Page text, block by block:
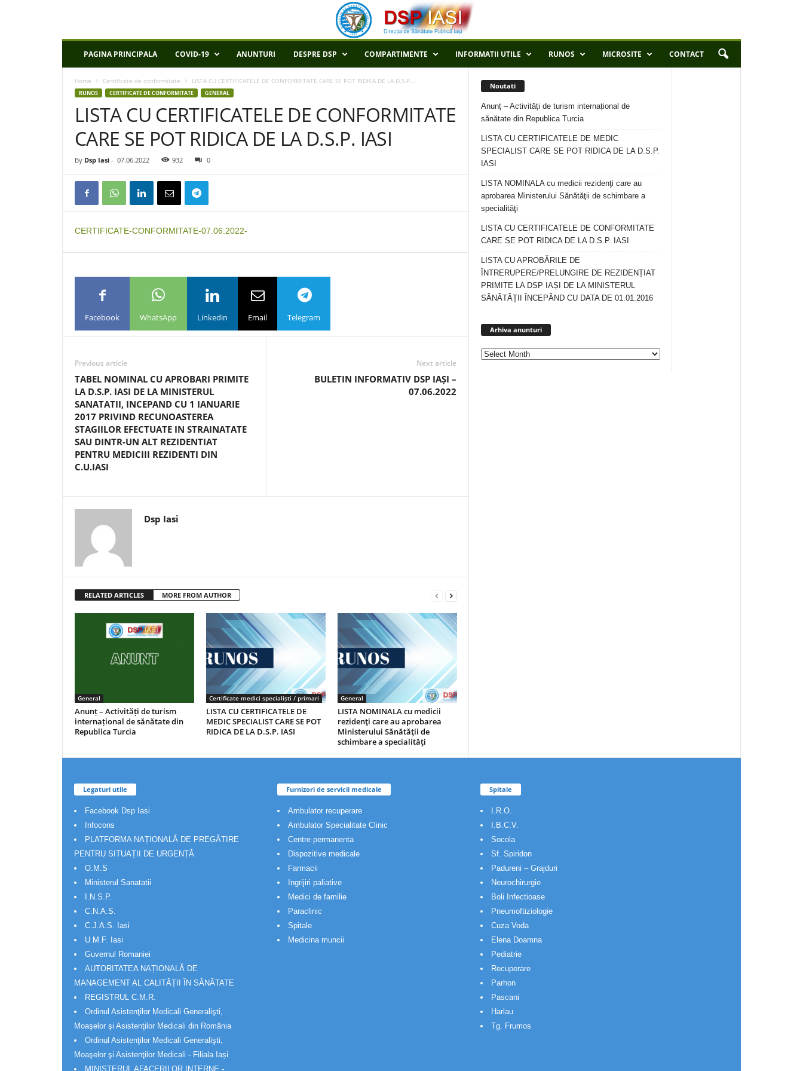
P
PAGINA PRINCIPALA COVID-19 ANUNTURI DESPRE DSP COMPARTIMENTE INFORMATII UTILE RUNOS MICROSITE CONTACT
Home Certificate de conformitate LISTA CU CERTIFICATELE DE CONFORMITATE CARE SE POT RIDICA DE LA D.S.P....
RUNOS CERTIFICATE DE CONFORMITATE GENERAL
LISTA CU CERTIFICATELE DE CONFORMITATE
CARE SE POT RIDICA DE LA D.S.P. IASI
By Dsp Iasi - 07.06.2022 932 0
CERTIFICATE-CONFORMITATE-07.06.2022-
Facebook WhatsApp Linkedin Email Telegram
Previous article
TABEL NOMINAL CU APROBARI PRIMITE
LA D.S.P. IASI DE LA MINISTERUL
SANATATII, INCEPAND CU 1 IANUARIE
2017 PRIVIND RECUNOASTEREA
STAGIILOR EFECTUATE IN STRAINATATE
SAU DINTR-UN ALT REZIDENTIAT
PENTRU MEDICIII REZIDENTI DIN
C.U.IASI
Next article
BULETIN INFORMATIV DSP IAȘI –
07.06.2022
Dsp Iasi
RELATED ARTICLES MORE FROM AUTHOR
General
Anunț – Activități de turism
internațional de sănătate din
Republica Turcia
Certificate medici specialiști / primari
LISTA CU CERTIFICATELE DE
MEDIC SPECIALIST CARE SE POT
RIDICA DE LA D.S.P. IASI
General
LISTA NOMINALA cu medicii
rezidenţi care au aprobarea
Ministerului Sănătăţii de
schimbare a specialităţi
Noutati
Anunț – Activități de turism internațional de
sănătate din Republica Turcia
LISTA CU CERTIFICATELE DE MEDIC
SPECIALIST CARE SE POT RIDICA DE LA D.S.P.
IASI
LISTA NOMINALA cu medicii rezidenţi care au
aprobarea Ministerului Sănătăţii de schimbare a
specialităţi
LISTA CU CERTIFICATELE DE CONFORMITATE
CARE SE POT RIDICA DE LA D.S.P. IASI
LISTA CU APROBĂRILE DE
ÎNTRERUPERE/PRELUNGIRE DE REZIDENȚIAT
PRIMITE LA DSP IAȘI DE LA MINISTERUL
SĂNĂTĂȚII ÎNCEPÂND CU DATA DE 01.01.2016
Arhiva anunturi
Legaturi utile
Facebook Dsp Iasi
Infocons
PLATFORMA NAȚIONALĂ DE PREGĂTIRE
PENTRU SITUAȚII DE URGENȚĂ
O.M.S
Ministerul Sanatatii
I.N.S.P.
C.N.A.S.
C.J.A.S. Iasi
U.M.F. Iasi
Guvernul Romaniei
AUTORITATEA NAȚIONALĂ DE
MANAGEMENT AL CALITĂȚII ÎN SĂNĂTATE
REGISTRUL C.M.R.
Ordinul Asistenţilor Medicali Generalişti,
Moaşelor şi Asistenţilor Medicali din România
Ordinul Asistenţilor Medicali Generalişti,
Moaşelor şi Asistenţilor Medicali - Filiala Iași
MINISTERUL AFACERILOR INTERNE -
Furnizori de servicii medicale
Ambulator recuperare
Ambulator Specialitate Clinic
Centre permanenta
Dispozitive medicale
Farmacii
Ingrijiri paliative
Medici de familie
Paraclinic
Spitale
Medicina muncii
Spitale
I.R.O.
I.B.C.V.
Socola
Sf. Spiridon
Padureni – Grajduri
Neurochirurgie
Boli Infectioase
Pneumoftiziologie
Cuza Voda
Elena Doamna
Pediatrie
Recuperare
Parhon
Pascani
Harlau
Tg. Frumos